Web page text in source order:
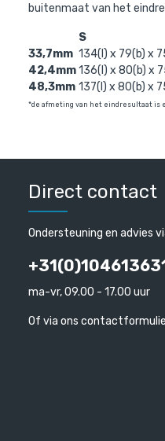
buitenmaat van het
S
33,7mm 134(l) x 79(b) x
42,4mm136(l) x 80(b) x
48,3mm 137(l) x 80(b) x
*de afmeting van het eindresultaat is
Direct contact
Ondersteuning en advies
ma-vr, 09.00 - 17.00 uur
Of via ons